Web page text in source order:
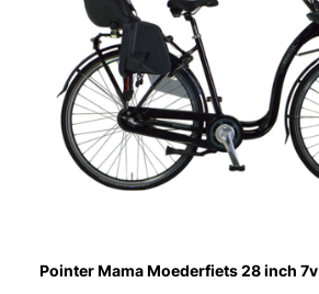
Pointer Mama Moederfiets 28 inch 7v